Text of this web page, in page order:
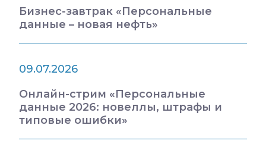
Бизнес-завтрак «Персональные
данные – новая нефть»
09.07.2026
Онлайн-стрим «Персональные
данные 2026: новеллы, штрафы и
типовые ошибки»